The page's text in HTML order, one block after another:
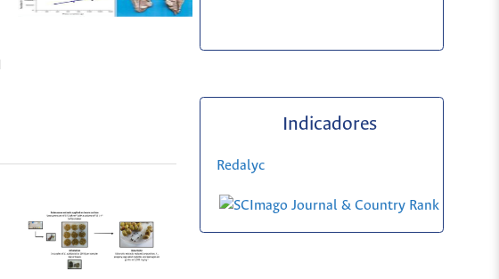
Indicadores
Redalyc